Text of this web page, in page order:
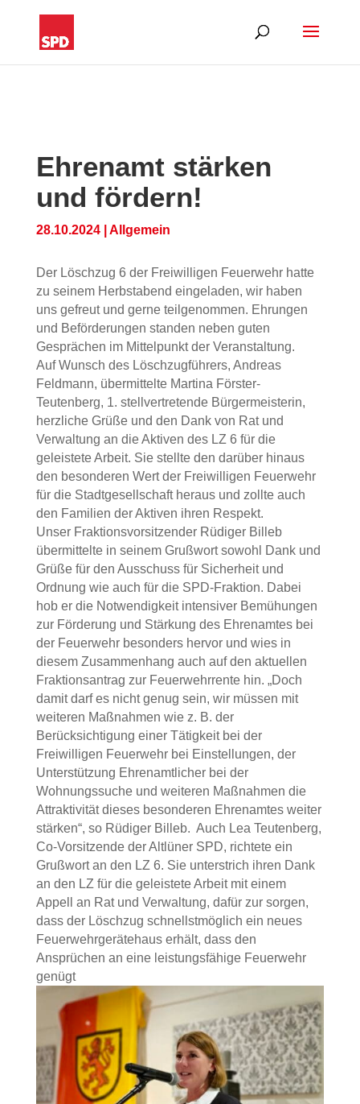
Ehrenamt stärken
und fördern!
28.10.2024| Allgemein
Der Löschzug 6 der Freiwilligen Feuerwehr hatte
zu seinem Herbstabend eingeladen, wir haben
uns gefreut und gerne teilgenommen. Ehrungen
und Beförderungen standen neben guten
Gesprächen im Mittelpunkt der Veranstaltung.
Auf Wunsch des Löschzugführers, Andreas
Feldmann, übermittelte Martina Förster-
Teutenberg, 1. stellvertretende Bürgermeisterin,
herzliche Grüße und den Dank von Rat und
Verwaltung an die Aktiven des LZ 6 für die
geleistete Arbeit. Sie stellte den darüber hinaus
den besonderen Wert der Freiwilligen Feuerwehr
für die Stadtgesellschaft heraus und zollte auch
den Familien der Aktiven ihren Respekt.
Unser Fraktionsvorsitzender Rüdiger Billeb
übermittelte in seinem Grußwort sowohl Dank und
Grüße für den Ausschuss für Sicherheit und
Ordnung wie auch für die SPD-Fraktion. Dabei
hob er die Notwendigkeit intensiver Bemühungen
zur Förderung und Stärkung des Ehrenamtes bei
der Feuerwehr besonders hervor und wies in
diesem Zusammenhang auch auf den aktuellen
Fraktionsantrag zur Feuerwehrrente hin. „Doch
damit darf es nicht genug sein, wir müssen mit
weiteren Maßnahmen wie z. B. der
Berücksichtigung einer Tätigkeit bei der
Freiwilligen Feuerwehr bei Einstellungen, der
Unterstützung Ehrenamtlicher bei der
Wohnungssuche und weiteren Maßnahmen die
Attraktivität dieses besonderen Ehrenamtes weiter
stärken“, so Rüdiger Billeb. Auch Lea Teutenberg,
Co-Vorsitzende der Altlüner SPD, richtete ein
Grußwort an den LZ 6. Sie unterstrich ihren Dank
an den LZ für die geleistete Arbeit mit einem
Appell an Rat und Verwaltung, dafür zur sorgen,
dass der Löschzug schnellstmöglich ein neues
Feuerwehrgerätehaus erhält, dass den
Ansprüchen an eine leistungsfähige Feuerwehr
genügt